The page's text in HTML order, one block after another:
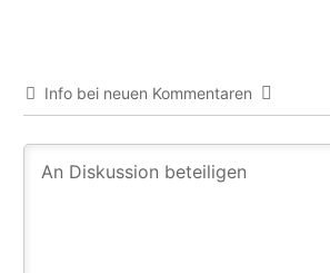
Info bei neuen Kommentaren